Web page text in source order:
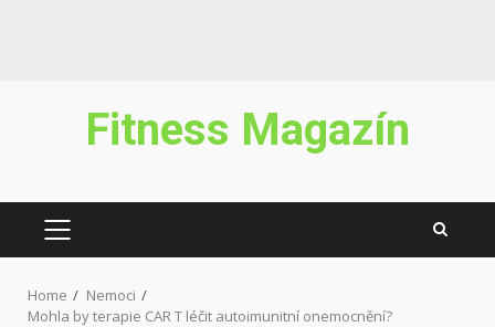
Fitness Magazín
PRIMARY
Home
Nemoci
Mohla by terapie CAR T léčit autoimunitní onemocnění?